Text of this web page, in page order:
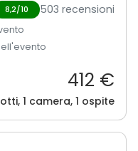
8,2/10 503 recensioni
412 €
1 camera, 1 ospite